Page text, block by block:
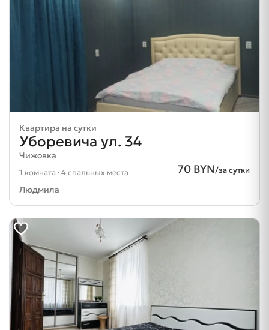
Квартира на сутки
Уборевича ул. 34
Чижовка
70 BYN/за сутки
1 комната · 4 спальных места
Людмила